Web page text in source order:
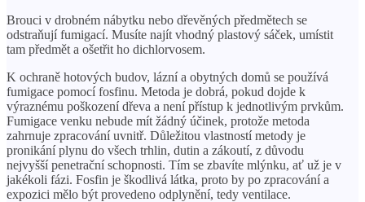
Brouci v drobném nábytku nebo dřevěných předmětech se
odstraňují fumigací. Musíte najít vhodný plastový sáček, umístit
tam předmět a ošetřit ho dichlorvosem.
K ochraně hotových budov, lázní a obytných domů se používá
fumigace pomocí fosfinu. Metoda je dobrá, pokud dojde k
výraznému poškození dřeva a není přístup k jednotlivým prvkům.
Fumigace venku nebude mít žádný účinek, protože metoda
zahrnuje zpracování uvnitř. Důležitou vlastností metody je
pronikání plynu do všech trhlin, dutin a zákoutí, z důvodu
nejvyšší penetrační schopnosti. Tím se zbavíte mlýnku, ať už je v
jakékoli fázi. Fosfin je škodlivá látka, proto by po zpracování a
expozici mělo být provedeno odplynění, tedy ventilace.